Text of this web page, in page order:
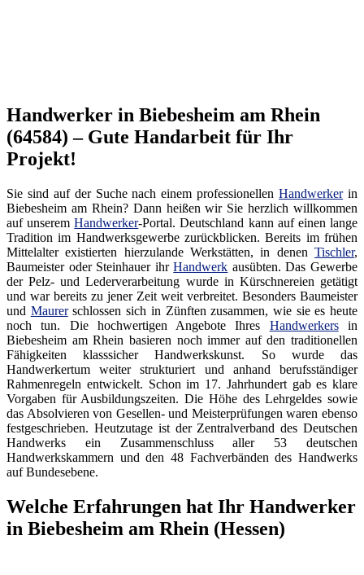
Handwerker in Biebesheim am Rhein
(64584) – Gute Handarbeit für Ihr
Projekt!
Sie sind auf der Suche nach einem professionellenHandwerkerin
Biebesheim am Rhein? Dann heißen wir Sie herzlich willkommen
auf unseremHandwerker-Portal. Deutschland kann auf einen lange
Tradition im Handwerksgewerbe zurückblicken. Bereits im frühen
Mittelalter existierten hierzulande Werkstätten, in denen Tischler,
Baumeister oder Steinhauer ihrHandwerk ausübten. Das Gewerbe
der Pelz- und Lederverarbeitung wurde in Kürschnereien getätigt
und war bereits zu jener Zeit weit verbreitet. Besonders Baumeister
und Maurerschlossen sich in Zünften zusammen, wie sie es heute
noch tun. Die hochwertigen Angebote Ihres Handwerkersin
Biebesheim am Rhein basieren noch immer auf den traditionellen
Fähigkeiten klasssicher Handwerkskunst. So wurde das
Handwerkertum weiter strukturiert und anhand berufsständiger
Rahmenregeln entwickelt. Schon im 17. Jahrhundert gab es klare
Vorgaben für Ausbildungszeiten. Die Höhe des Lehrgeldes sowie
das Absolvieren von Gesellen- und Meisterprüfungen waren ebenso
festgeschrieben. Heutzutage ist der Zentralverband des Deutschen
Handwerks ein Zusammenschluss aller 53 deutschen
Handwerkskammern und den 48 Fachverbänden des Handwerks
auf Bundesebene.
Welche Erfahrungen hat Ihr Handwerker
in Biebesheim am Rhein (Hessen)